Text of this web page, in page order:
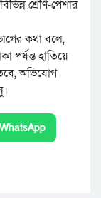
শ্রেণি-পেশার
কথা বলে,
পর্যন্ত হাতিয়ে
অভিযোগ
WhatsApp